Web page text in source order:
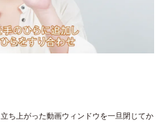
ち上がった動画ウィンドウを一旦閉じてか